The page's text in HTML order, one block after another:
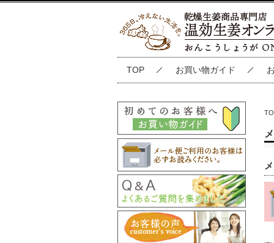
TOP お買い物ガイド